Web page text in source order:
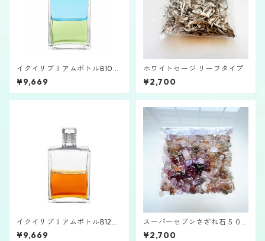
イクイリブリアムボトルB108
「大天使ジェレミエル」
¥9,669
ホワイトセージ リーフタイプ
¥2,700
イクイリブリアムボトルB120
「ペルセポネ」
¥9,669
スーパーセブンさざれ石５０
ｇ
¥2,700